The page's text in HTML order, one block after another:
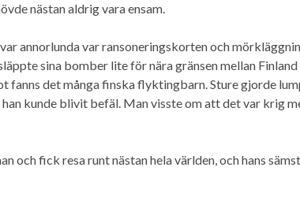
nästan aldrig vara ensam.
annorlunda var ransoneringskorten och
sina bomber lite för nära gränsen mellan Finland
fanns det många finska flyktingbarn. Sture gjorde
kunde blivit befäl. Man visste om att det var krig
och fick resa runt nästan hela världen, och hans